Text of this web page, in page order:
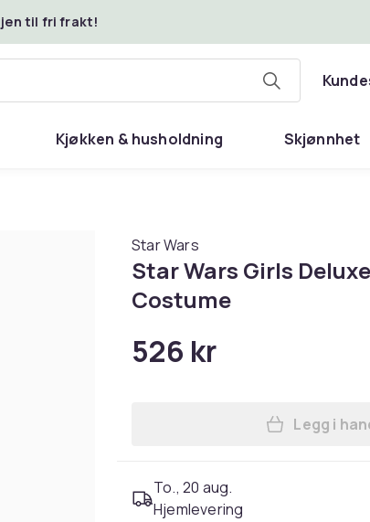
til fri frakt!
Kjøkken & husholdning Skjønnhet
Star Wars
Star Wars Girls
Costume
526 kr
Legg i
To., 20 aug.
Hjemlevering